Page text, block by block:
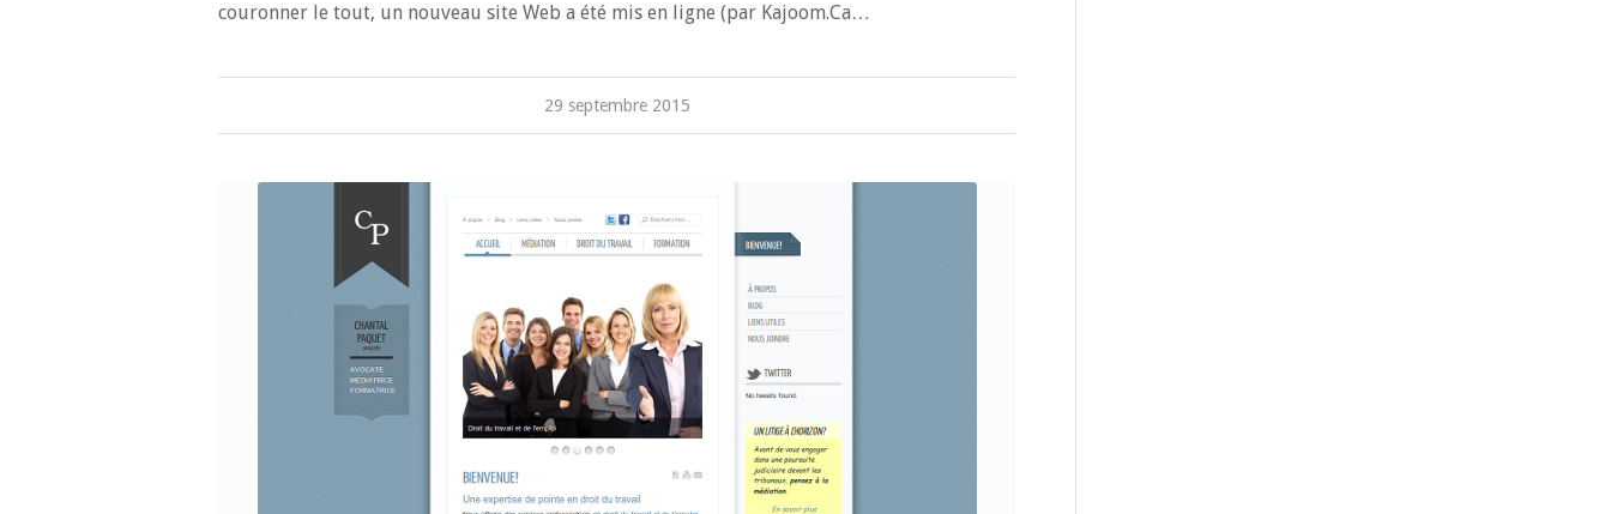
couronner le tout, un nouveau site Web a été mis en ligne (par Kajoom.Ca…
29 septembre 2015